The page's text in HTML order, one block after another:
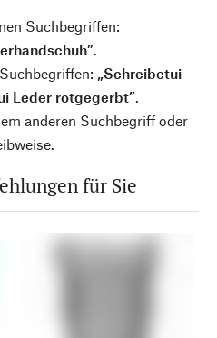
Suchbegriffen:
.
„Schreibetui
Leder rotgegerbt”.
anderen Suchbegriff oder
für Sie